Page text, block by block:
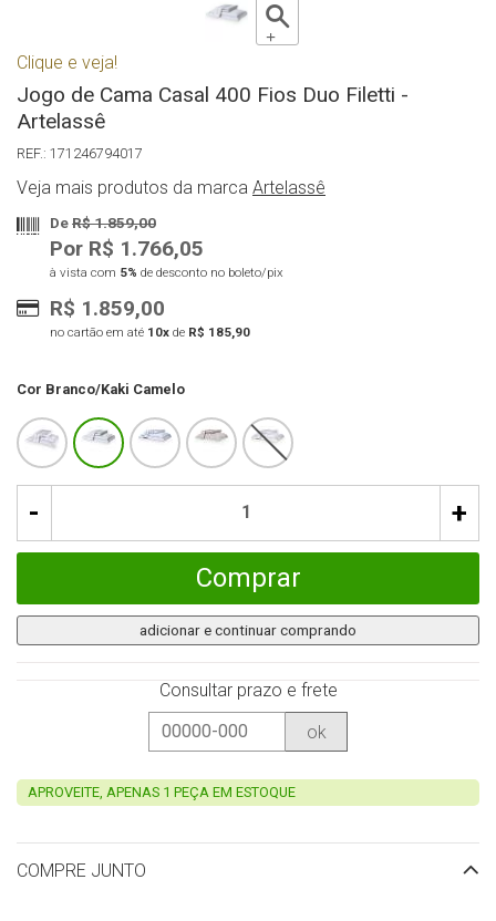
Clique e veja!
Jogo de Cama Casal 400 Fios Duo Filetti -
Artelassê
171246794017
Veja mais produtos da marca Artelassê
DeR$ 1.859,00
Por R$ 1.766,05
à vista com 5% de desconto no boleto/pix
R$ 1.859,00
no cartão em até 10x de R$ 185,90
Cor Branco/Kaki Camelo
- +
Comprar
adicionar e continuar comprando
Consultar prazo e frete
ok
APROVEITE, APENAS 1 PEÇA EM ESTOQUE
COMPRE JUNTO